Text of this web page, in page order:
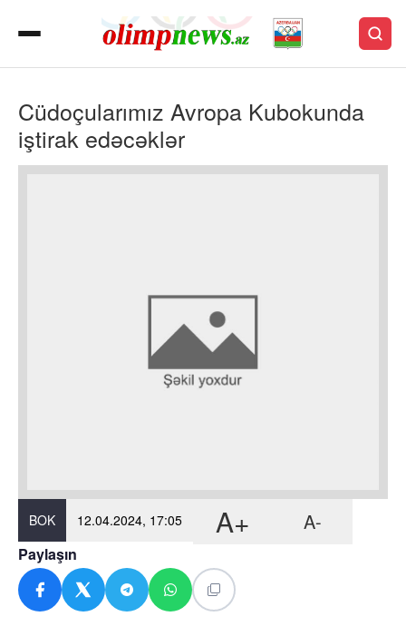
Cüdoçularımız Avropa Kubokunda
iştirak edəcəklər
BOK 12.04.2024, 17:05 A+ A-
Paylaşın